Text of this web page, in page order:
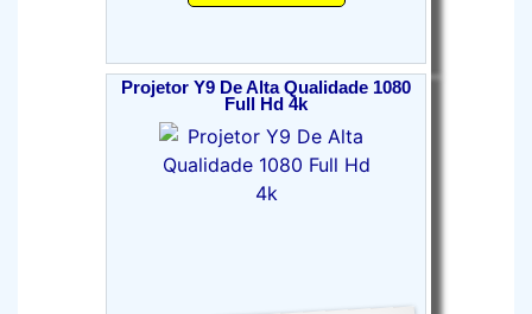
Projetor Y9 De Alta Qualidade 1080
Full Hd 4k